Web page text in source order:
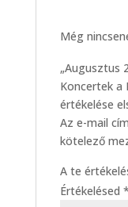
Még
„Augusztus
Koncertek a
értékelése
Az e-mail
kötelező
A te
Értékelésed *